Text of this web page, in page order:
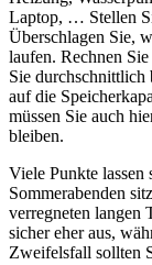
Laptop, … Stellen
Überschlagen Sie,
laufen. Rechnen
Sie
auf die
müssen Sie auch
bleiben.
Viele Punkte lassen
Sommerabenden
verregneten langen
sicher eher aus,
Zweifelsfall sollten